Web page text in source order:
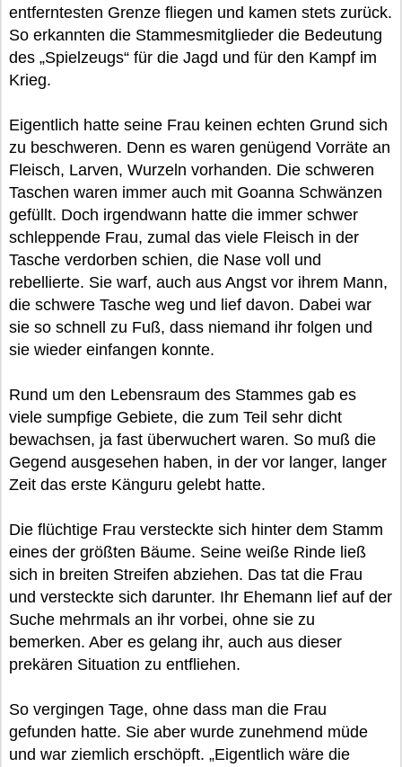
entferntesten Grenze fliegen und kamen stets zurück.
So erkannten die Stammesmitglieder die Bedeutung
des „Spielzeugs“ für die Jagd und für den Kampf im
Krieg.
Eigentlich hatte seine Frau keinen echten Grund sich
zu beschweren. Denn es waren genügend Vorräte an
Fleisch, Larven, Wurzeln vorhanden. Die schweren
Taschen waren immer auch mit Goanna Schwänzen
gefüllt. Doch irgendwann hatte die immer schwer
schleppende Frau, zumal das viele Fleisch in der
Tasche verdorben schien, die Nase voll und
rebellierte. Sie warf, auch aus Angst vor ihrem Mann,
die schwere Tasche weg und lief davon. Dabei war
sie so schnell zu Fuß, dass niemand ihr folgen und
sie wieder einfangen konnte.
Rund um den Lebensraum des Stammes gab es
viele sumpfige Gebiete, die zum Teil sehr dicht
bewachsen, ja fast überwuchert waren. So muß die
Gegend ausgesehen haben, in der vor langer, langer
Zeit das erste Känguru gelebt hatte.
Die flüchtige Frau versteckte sich hinter dem Stamm
eines der größten Bäume. Seine weiße Rinde ließ
sich in breiten Streifen abziehen. Das tat die Frau
und versteckte sich darunter. Ihr Ehemann lief auf der
Suche mehrmals an ihr vorbei, ohne sie zu
bemerken. Aber es gelang ihr, auch aus dieser
prekären Situation zu entfliehen.
So vergingen Tage, ohne dass man die Frau
gefunden hatte. Sie aber wurde zunehmend müde
und war ziemlich erschöpft. „Eigentlich wäre die